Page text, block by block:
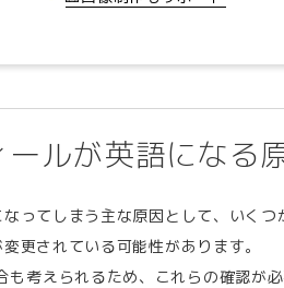
ルが英語になる
ってしまう主な原因として、いくつ
更されている可能性があります。
考えられるため、これらの確認が必